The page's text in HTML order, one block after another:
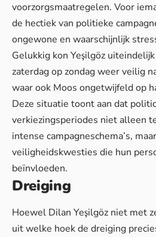
voorzorgsmaatregelen. Voor
de hectiek van politieke
ongewone en waarschijnlijk
Gelukkig kon Yeşilgöz
zaterdag op zondag weer veilig
waar ook Moos ongetwijfeld op
Deze situatie toont aan dat
verkiezingsperiodes niet alleen
intense campagneschema’s,
veiligheidskwesties die hun
beïnvloeden.
Dreiging
Hoewel Dilan Yeşilgöz niet met
uit welke hoek de dreiging